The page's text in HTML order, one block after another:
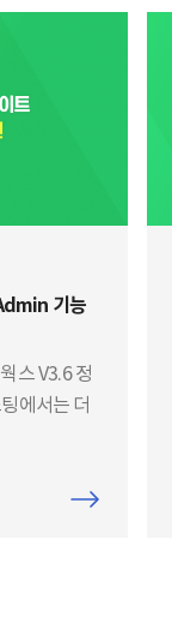
기능
스 V3.6 정
에서는 더
을 소개
분들의 취향